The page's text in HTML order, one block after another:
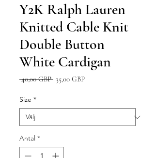
Y2K Ralph Lauren
Knitted Cable Knit
Double Button
White Cardigan
40,00 GBP Ordinarie
35,00 GBPReapris
Size *
Antal *